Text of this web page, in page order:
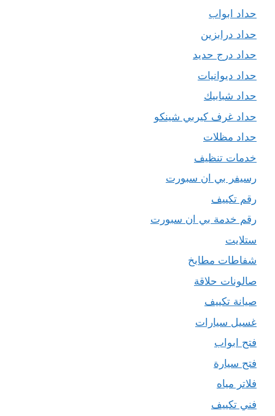
حداد ابواب
حداد درابزين
حداد درج حديد
حداد ديوانيات
حداد شبابيك
حداد غرف كيربي شينكو
حداد مظلات
خدمات تنظيف
رسيفر بي ان سبورت
رقم تكييف
رقم خدمة بي ان سبورت
ستلايت
شفاطات مطابخ
صالونات حلاقة
صيانة تكييف
غسيل سيارات
فتح ابواب
فتح سيارة
فلاتر مياه
فني تكييف